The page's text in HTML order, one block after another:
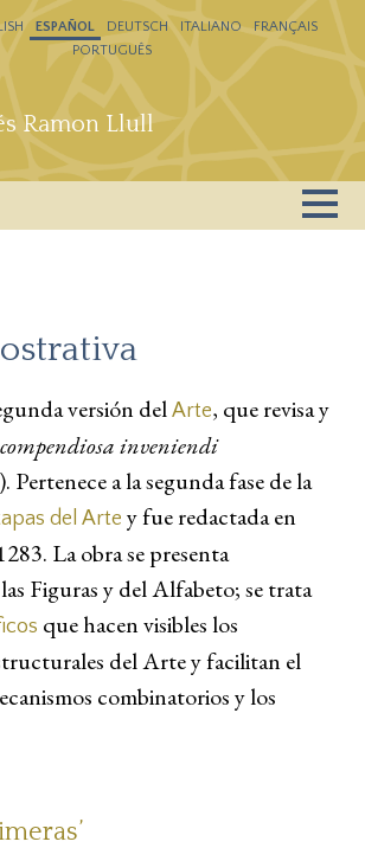
Ramon Llull
ESPAÑOL DEUTSCH ITALIANO
FRANÇAIS
PORTUGUÊS
versión del Arte, que revisa y
inveniendi
Pertenece a la segunda fase de la
del Arte y fue redactada en
La obra se presenta
Figuras y del Alfabeto; se trata
que hacen visibles los
del Arte y facilitan el
combinatorios y los